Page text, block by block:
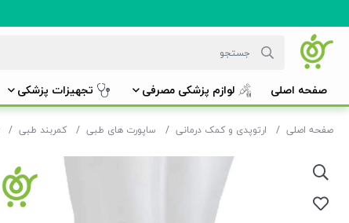
صفحه اصلی لوازم پزشکی مصرفی تجهیزات پزشکی
صفحه اصلی ارتوپدی و کمک درمانی ساپورت های طبی کمربند طبی